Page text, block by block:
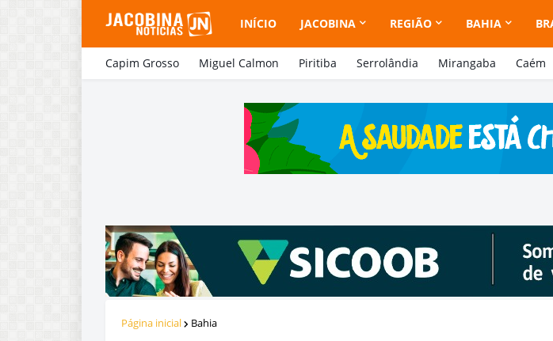
INÍCIO JACOBINA REGIÃO BAHIA
Capim Grosso Miguel Calmon Piritiba Serrolândia Mirangaba Caém
Página inicial Bahia